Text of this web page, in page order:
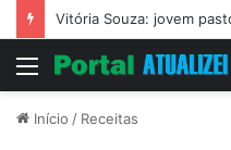
Menu
Início / Receitas